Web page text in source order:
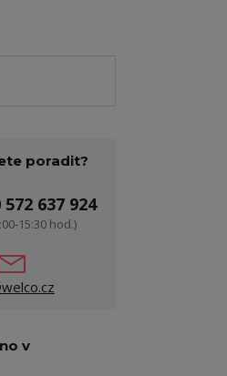
poradit?
637 924
15:30 hod.)
v